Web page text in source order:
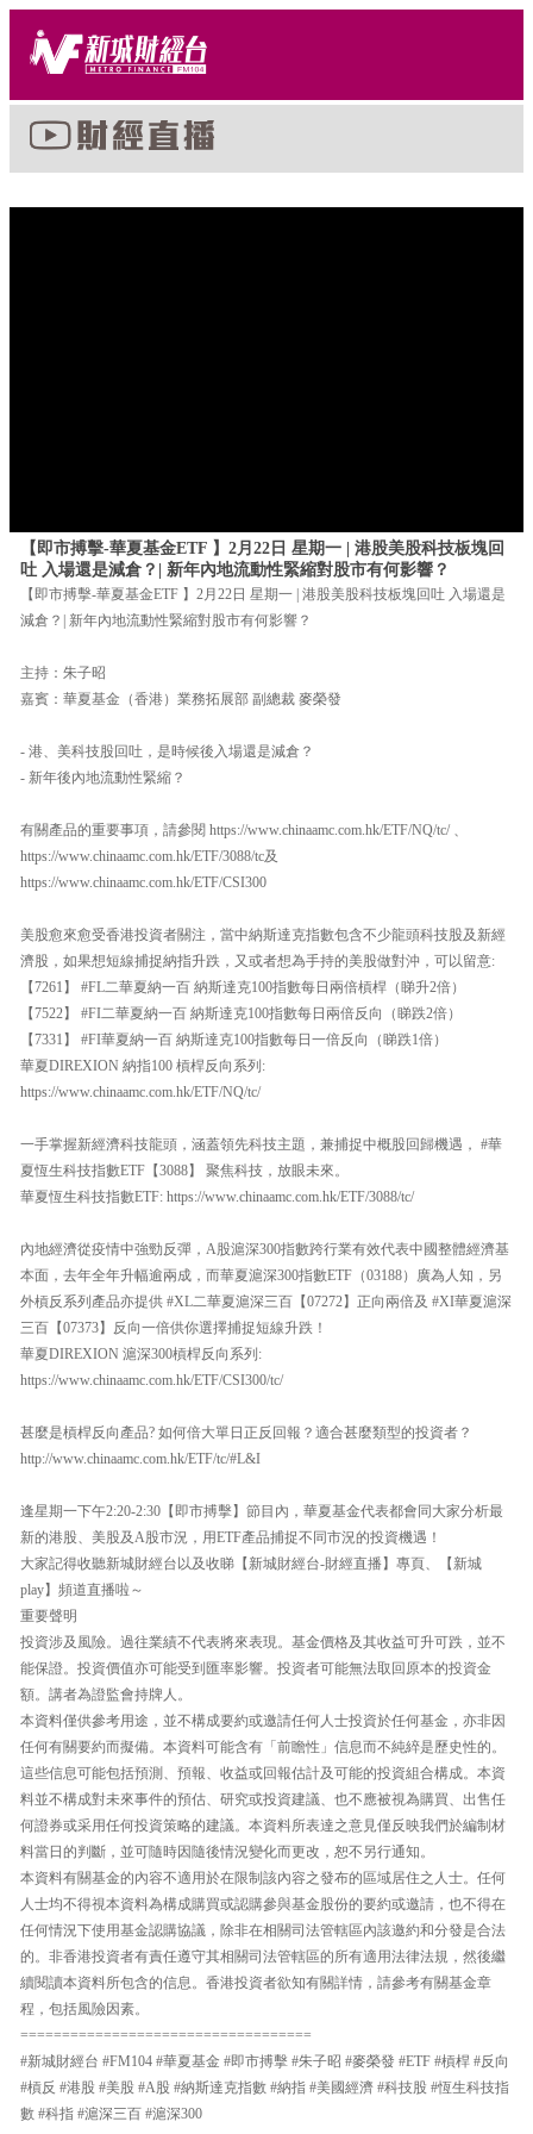
【即市搏擊-華夏基金ETF 】2月22日 星期一 | 港股美股科技板塊回
吐 入場還是減倉？| 新年內地流動性緊縮對股市有何影響？
【即市搏擊-華夏基金ETF 】2月22日 星期一 | 港股美股科技板塊回吐 入場還是
減倉？| 新年內地流動性緊縮對股市有何影響？
主持：朱子昭
嘉賓：華夏基金（香港）業務拓展部 副總裁 麥榮發
- 港、美科技股回吐，是時候後入場還是減倉？
- 新年後內地流動性緊縮？
有關產品的重要事項，請參閱 https://www.chinaamc.com.hk/ETF/NQ/tc/ 、
https://www.chinaamc.com.hk/ETF/3088/tc及
https://www.chinaamc.com.hk/ETF/CSI300
美股愈來愈受香港投資者關注，當中納斯達克指數包含不少龍頭科技股及新經
濟股，如果想短線捕捉納指升跌，又或者想為手持的美股做對沖，可以留意:
【7261】 #FL二華夏納一百 納斯達克100指數每日兩倍槓桿（睇升2倍）
【7522】 #FI二華夏納一百 納斯達克100指數每日兩倍反向（睇跌2倍）
【7331】 #FI華夏納一百 納斯達克100指數每日一倍反向（睇跌1倍）
華夏DIREXION 納指100 槓桿反向系列:
https://www.chinaamc.com.hk/ETF/NQ/tc/
一手掌握新經濟科技龍頭，涵蓋領先科技主題，兼捕捉中概股回歸機遇， #華
夏恆生科技指數ETF【3088】 聚焦科技，放眼未來。
華夏恆生科技指數ETF: https://www.chinaamc.com.hk/ETF/3088/tc/
內地經濟從疫情中強勁反彈，A股滬深300指數跨行業有效代表中國整體經濟基
本面，去年全年升幅逾兩成，而華夏滬深300指數ETF（03188）廣為人知，另
外槓反系列產品亦提供 #XL二華夏滬深三百【07272】正向兩倍及 #XI華夏滬深
三百【07373】反向一倍供你選擇捕捉短線升跌！
華夏DIREXION 滬深300槓桿反向系列:
https://www.chinaamc.com.hk/ETF/CSI300/tc/
甚麼是槓桿反向產品? 如何倍大單日正反回報？適合甚麼類型的投資者？
http://www.chinaamc.com.hk/ETF/tc/#L&I
逢星期一下午2:20-2:30【即市搏擊】節目內，華夏基金代表都會同大家分析最
新的港股、美股及A股市況，用ETF產品捕捉不同市況的投資機遇！
大家記得收聽新城財經台以及收睇【新城財經台-財經直播】專頁、【新城
play】頻道直播啦～
重要聲明
投資涉及風險。過往業績不代表將來表現。基金價格及其收益可升可跌，並不
能保證。投資價值亦可能受到匯率影響。投資者可能無法取回原本的投資金
額。講者為證監會持牌人。
本資料僅供參考用途，並不構成要約或邀請任何人士投資於任何基金，亦非因
任何有關要約而擬備。本資料可能含有「前瞻性」信息而不純綷是歷史性的。
這些信息可能包括預測、預報、收益或回報估計及可能的投資組合構成。本資
料並不構成對未來事件的預估、研究或投資建議、也不應被視為購買、出售任
何證券或采用任何投資策略的建議。本資料所表達之意見僅反映我們於編制材
料當日的判斷，並可隨時因隨後情況變化而更改，恕不另行通知。
本資料有關基金的內容不適用於在限制該內容之發布的區域居住之人士。任何
人士均不得視本資料為構成購買或認購參與基金股份的要約或邀請，也不得在
任何情況下使用基金認購協議，除非在相關司法管轄區內該邀約和分發是合法
的。非香港投資者有責任遵守其相關司法管轄區的所有適用法律法規，然後繼
續閱讀本資料所包含的信息。香港投資者欲知有關詳情，請參考有關基金章
程，包括風險因素。
===================================
#新城財經台 #FM104 #華夏基金 #即市搏擊 #朱子昭 #麥榮發 #ETF #槓桿 #反向
#槓反 #港股 #美股 #A股 #納斯達克指數 #納指 #美國經濟 #科技股 #恆生科技指
數 #科指 #滬深三百 #滬深300